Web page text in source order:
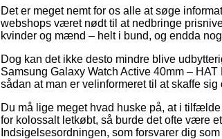
Det er meget nemt for os alle at søge
webshops været nødt til at nedbringe
kvinder og mænd – helt i bund, og endda
Dog kan det ikke desto mindre blive
Samsung Galaxy Watch Active 40mm –
sådan at man er velinformeret til at skaffe sig
Du må lige meget hvad huske på, at i
for kolossalt letkøbt, så burde det ofte være
Indsigelsesordningen, som forsvarer dig